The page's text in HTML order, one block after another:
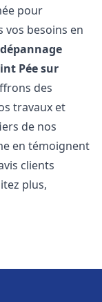
pour
vos besoins en
Pée sur
des
travaux et
de nos
en témoignent
clients
plus,